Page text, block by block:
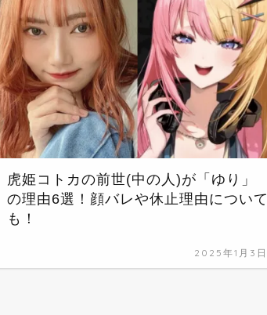
虎姫コトカの前世(中の人)が「ゆり」
の理由6選！顔バレや休止理由について
も！
2025年1月3日